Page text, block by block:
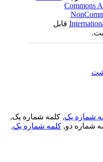
قابل
شماره یک, کلمه شماره یک,
شماره دو,کلمه شماره یک,